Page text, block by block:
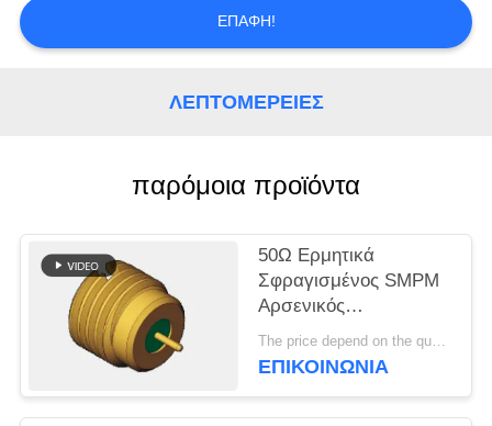
ΈΝΑ
SITEMAP
PRIVACY
POLICY
ΕΠΑΦΉ!
ΛΕΠΤΟΜΈΡΕΙΕΣ
παρόμοια προϊόντα
50Ω Ερμητικά
Σφραγισμένος SMPM
Αρσενικός
Διασύνδεσης RF
Ομοαξονικός
The price depend on the quantity MOQ:MOQ 100 κομμάτια
ΕΠΙΚΟΙΝΩΝΊΑ